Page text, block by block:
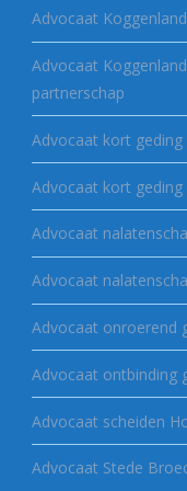
Advocaat Koggenland
Advocaat
partnerschap
Advocaat kort geding
Advocaat kort geding
Advocaat
Advocaat
Advocaat onroerend
Advocaat ontbinding
Advocaat scheiden
Advocaat Stede